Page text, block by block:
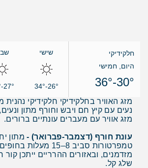
חלקידיקי
היום, חמישי
30°-36°
שישי
26°-34°
27°-33°
מזג האוויר בחלקידיקי חלקידיקי נהנית
נעים עם קיץ חם ויבש וחורף מתון
מזג אוויר עם מעברים עונתיים ברורים.
עונת חורף (דצמבר-פברואר) -מתון
טמפרטורות סביב 8–15
מזדמנים, ובאזורים ההרריים ייתכן קור
שלג קל.